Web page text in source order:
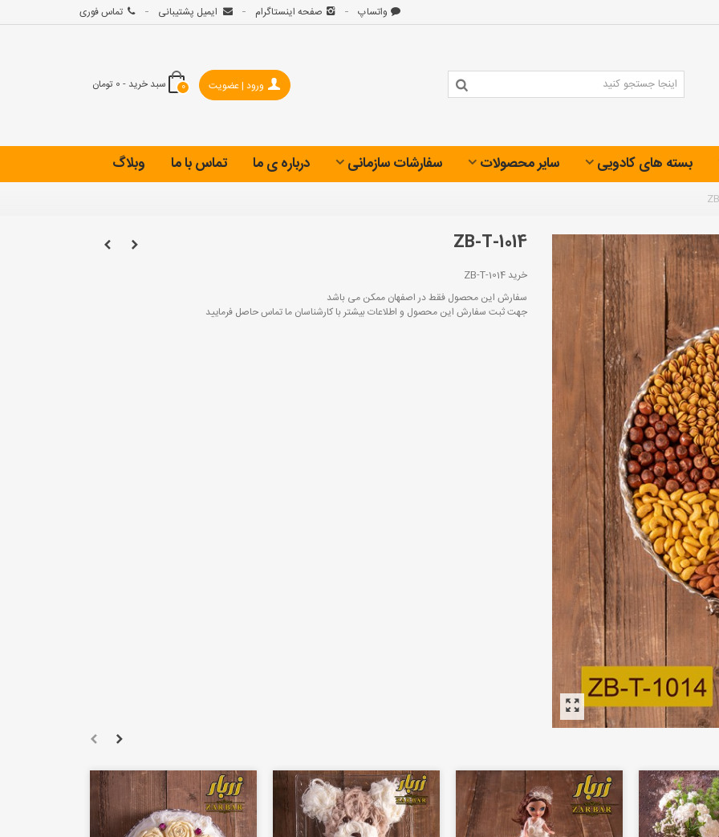
واتساپ صفحه اینستاگرام ایمیل پشتیبانی تماس فوری
0 سبد خرید - 0 تومان ورود | عضویت
بسته های کادویی سایر محصولات سفارشات سازمانی درباره ی ما تماس با ما وبلاگ
ZB-T-1014
خرید ZB-T-1014
سفارش این محصول فقط در اصفهان ممکن می باشد
جهت ثبت سفارش این محصول و اطلاعات بیشتر با کارشناسان ما تماس حاصل فرمایید